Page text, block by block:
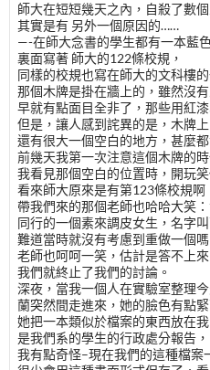
師大在短短幾天之內，自殺了數
其實是有 另外一個原因的……
—-在師大念書的學生都有一本藍
裏面寫著 師大的122條校規，
同樣的校規也寫在師大的文科樓
那個木牌是掛在牆上的，雖然沒
早就有點面目全非了，那些用紅
但是，讓人感到詫異的是，木牌
還有很大一個空白的地方，甚麼
前幾天我第一次注意這個木牌的
我看見那個空白的位置時，開玩笑
看來師大原來是有第123條校規
帶我們來的那個老師也哈哈大笑
同行的一個素來調皮女生，名字
難道當時就沒有考慮到重做一個嗎
老師也呵呵一笑，估計是答不上
我們就終止了我們的討論。
深夜，當我一個人在實驗室整理
蘭突然間走進來，她的臉色有點
她把一本類似於檔案的東西放在
是我們系的學生的行政處分報告，
我有點奇怪–現在我們的這種檔案